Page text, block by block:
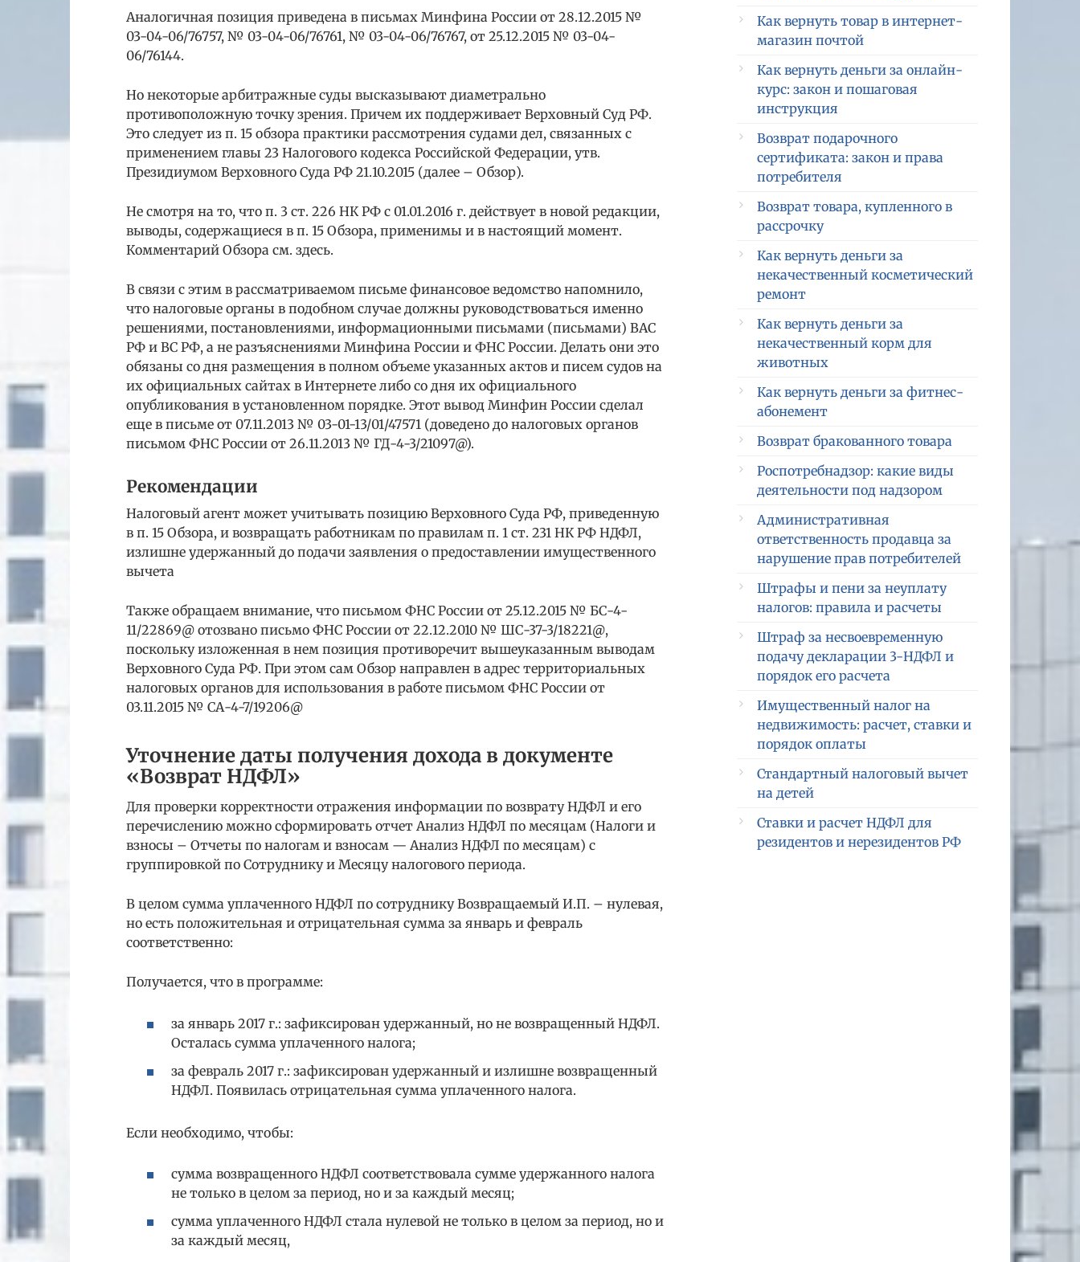
Аналогичная позиция приведена в письмах Минфина России от 28.12.2015 №
03-04-06/76757, № 03-04-06/76761, № 03-04-06/76767, от 25.12.2015 № 03-04-
06/76144.
Но некоторые арбитражные суды высказывают диаметрально
противоположную точку зрения. Причем их поддерживает Верховный Суд РФ.
Это следует из п. 15 обзора практики рассмотрения судами дел, связанных с
применением главы 23 Налогового кодекса Российской Федерации, утв.
Президиумом Верховного Суда РФ 21.10.2015 (далее – Обзор).
Не смотря на то, что п. 3 ст. 226 НК РФ с 01.01.2016 г. действует в новой редакции,
выводы, содержащиеся в п. 15 Обзора, применимы и в настоящий момент.
Комментарий Обзора см. здесь.
В связи с этим в рассматриваемом письме финансовое ведомство напомнило,
что налоговые органы в подобном случае должны руководствоваться именно
решениями, постановлениями, информационными письмами (письмами) ВАС
РФ и ВС РФ, а не разъяснениями Минфина России и ФНС России. Делать они это
обязаны со дня размещения в полном объеме указанных актов и писем судов на
их официальных сайтах в Интернете либо со дня их официального
опубликования в установленном порядке. Этот вывод Минфин России сделал
еще в письме от 07.11.2013 № 03-01-13/01/47571 (доведено до налоговых органов
письмом ФНС России от 26.11.2013 № ГД-4-3/21097@).
Рекомендации
Налоговый агент может учитывать позицию Верховного Суда РФ, приведенную
в п. 15 Обзора, и возвращать работникам по правилам п. 1 ст. 231 НК РФ НДФЛ,
излишне удержанный до подачи заявления о предоставлении имущественного
вычета
Также обращаем внимание, что письмом ФНС России от 25.12.2015 № БС-4-
11/22869@ отозвано письмо ФНС России от 22.12.2010 № ШС-37-3/18221@,
поскольку изложенная в нем позиция противоречит вышеуказанным выводам
Верховного Суда РФ. При этом сам Обзор направлен в адрес территориальных
налоговых органов для использования в работе письмом ФНС России от
03.11.2015 № СА-4-7/19206@
Уточнение даты получения дохода в документе
«Возврат НДФЛ»
Для проверки корректности отражения информации по возврату НДФЛ и его
перечислению можно сформировать отчет Анализ НДФЛ по месяцам (Налоги и
взносы – Отчеты по налогам и взносам — Анализ НДФЛ по месяцам) с
группировкой по Сотруднику и Месяцу налогового периода.
В целом сумма уплаченного НДФЛ по сотруднику Возвращаемый И.П. – нулевая,
но есть положительная и отрицательная сумма за январь и февраль
соответственно:
Получается, что в программе:
за январь 2017 г.: зафиксирован удержанный, но не возвращенный НДФЛ.
Осталась сумма уплаченного налога;
за февраль 2017 г.: зафиксирован удержанный и излишне возвращенный
НДФЛ. Появилась отрицательная сумма уплаченного налога.
Если необходимо, чтобы:
сумма возвращенного НДФЛ соответствовала сумме удержанного налога
не только в целом за период, но и за каждый месяц;
сумма уплаченного НДФЛ стала нулевой не только в целом за период, но и
за каждый месяц,
Как вернуть товар в интернет-
магазин почтой
Как вернуть деньги за онлайн-
курс: закон и пошаговая
инструкция
Возврат подарочного
сертификата: закон и права
потребителя
Возврат товара, купленного в
рассрочку
Как вернуть деньги за
некачественный косметический
ремонт
Как вернуть деньги за
некачественный корм для
животных
Как вернуть деньги за фитнес-
абонемент
Возврат бракованного товара
Роспотребнадзор: какие виды
деятельности под надзором
Административная
ответственность продавца за
нарушение прав потребителей
Штрафы и пени за неуплату
налогов: правила и расчеты
Штраф за несвоевременную
подачу декларации 3-НДФЛ и
порядок его расчета
Имущественный налог на
недвижимость: расчет, ставки и
порядок оплаты
Стандартный налоговый вычет
на детей
Ставки и расчет НДФЛ для
резидентов и нерезидентов РФ